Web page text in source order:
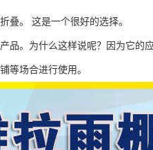
叠。 这是一个很好的选择。
品。为什么这样说呢？因为它的
等场合进行使用。